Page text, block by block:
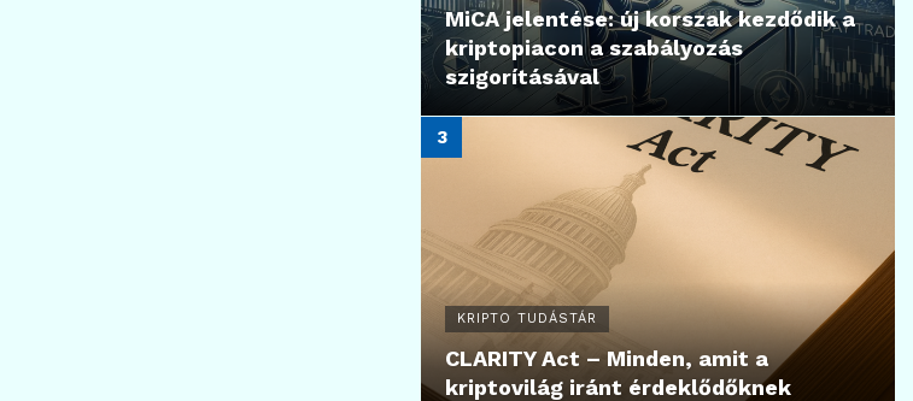
MiCA jelentése: új korszak kezdődik a
kriptopiacon a szabályozás
szigorításával
KRIPTO TUDÁSTÁR
CLARITY Act – Minden, amit a
kriptovilág iránt érdeklődőknek